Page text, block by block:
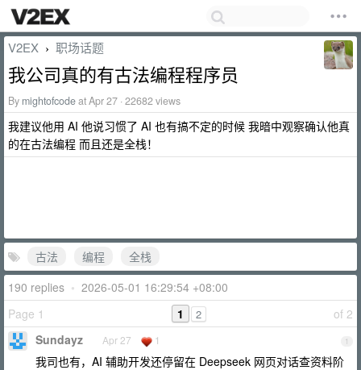
V2EX › 职场话题
我公司真的有古法编程程序员
By mightofcodeat Apr 27 · 22682 views
我建议他用 AI 他说习惯了 AI 也有搞不定的时候 我暗中观察确认他真
的在古法编程 而且还是全栈！
古法 编程
全栈
190 replies • 2026-05-01 16:29:54 +08:00
Page 1
of 2
1 2
1
Sundayz Apr 27 1
我司也有，AI 辅助开发还停留在 Deepseek 网页对话查资料阶